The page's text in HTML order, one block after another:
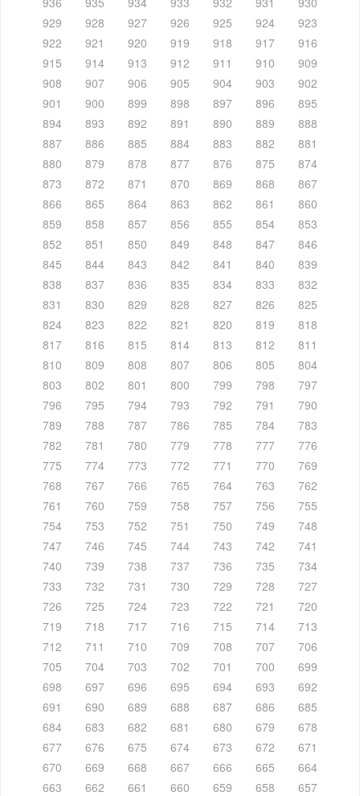
929
928 927 926 925 924
923
922
921 920 919 918 917
916
915
914 913 912 911 910
909
908
907 906 905 904 903
902
901
900 899 898 897 896
895
894
893 892 891 890 889
888
887
886 885 884 883 882
881
880
879 878 877 876 875
874
873
872 871 870 869 868
867
866
865 864 863 862 861
860
859
858 857 856 855 854
853
852
851 850 849 848 847
846
845
844 843 842 841 840
839
838
837 836 835 834 833
832
831
830 829 828 827 826
825
824
823 822 821 820 819
818
817
816 815 814 813 812
811
810
809 808 807 806 805
804
803
802 801 800 799 798
797
796
795 794 793 792 791
790
789
788 787 786 785 784
783
782
781 780 779 778 777
776
775
774 773 772 771 770
769
768
767 766 765 764 763
762
761
760 759 758 757 756
755
754
753 752 751 750 749
748
747
746 745 744 743 742
741
740
739 738 737 736 735
734
733
732 731 730 729 728
727
726
725 724 723 722 721
720
719
718 717 716 715 714
713
712
711 710 709 708 707
706
705
704 703 702 701 700
699
698
697 696 695 694 693
692
691
690 689 688 687 686
685
684
683 682 681 680 679
678
677
676 675 674 673 672
671
670
669 668 667 666 665
664
663
662 661 660 659 658
657